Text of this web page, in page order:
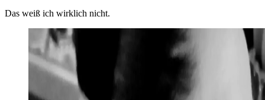
Das weiß ich wirklich nicht.